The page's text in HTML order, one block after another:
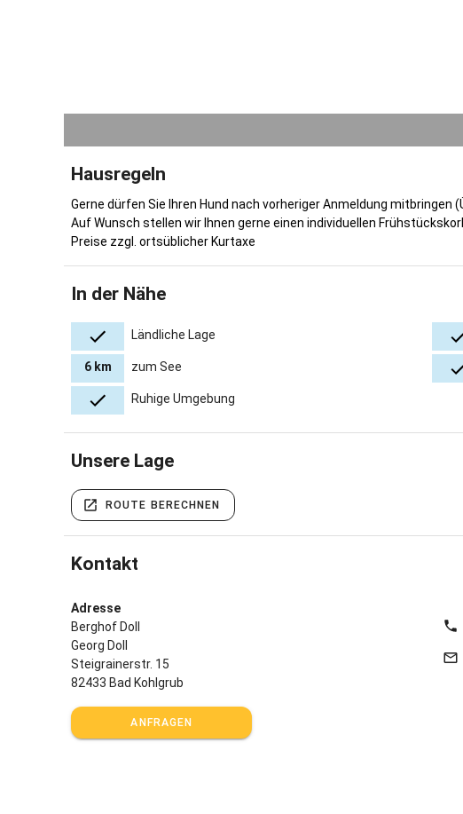
Hausregeln
Gerne dürfen Sie Ihren Hund nach vorheriger Anmeldung mitbringen
Auf Wunsch stellen wir Ihnen gerne einen individuellen
Preise zzgl. ortsüblicher Kurtaxe
In der Nähe
Ländliche Lage
6 km zum See
Ruhige Umgebung
Unsere Lage
ROUTE BERECHNEN
Kontakt
Adresse
Berghof Doll
Georg Doll
Steigrainerstr. 15
82433 Bad Kohlgrub
ANFRAGEN